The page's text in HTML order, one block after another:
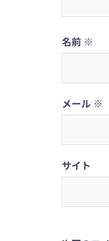
名前 ※
メール ※
サイト